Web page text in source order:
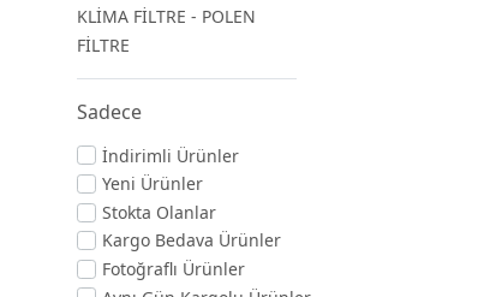
KLİMA FİLTRE - POLEN
FİLTRE
Sadece
İndirimli Ürünler
Yeni Ürünler
Stokta Olanlar
Kargo Bedava Ürünler
Fotoğraflı Ürünler